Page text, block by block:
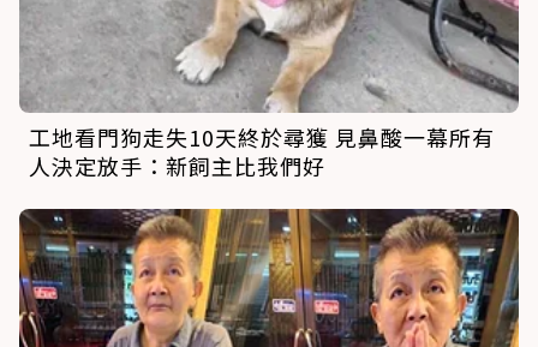
工地看門狗走失10天終於尋獲 見鼻酸一幕所有
人決定放手：新飼主比我們好